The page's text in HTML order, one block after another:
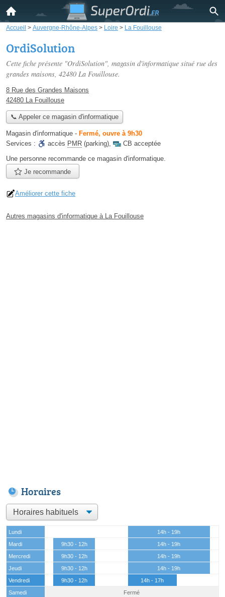
Accueil > Auvergne-Rhône-Alpes > Loire > La Fouillouse
OrdiSolution
Cette fiche présente "OrdiSolution", magasin d'informatique situé rue des
grandes maisons, 42480 La Fouillouse.
8 Rue des Grandes Maisons
42480 La Fouillouse
📞 Appeler ce magasin d'informatique
Magasin d'informatique - Fermé, ouvre à 9h30
Services :
accès PMR (parking),
CB acceptée
Une personne recommande ce magasin d'informatique.
Je recommande
Améliorer cette fiche
Autres magasins d'informatique à La Fouillouse
Horaires
Lundi
14h - 19h
Mardi
9h30 - 12h
14h - 19h
Mercredi
9h30 - 12h
14h - 19h
Jeudi
9h30 - 12h
14h - 19h
Vendredi
9h30 - 12h
14h - 17h
Samedi
Fermé